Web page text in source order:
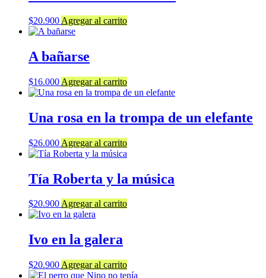
$20.900 Agregar al carrito
A bañarse
$16.000 Agregar al carrito
Una rosa en la trompa de un elefante
$26.000 Agregar al carrito
Tía Roberta y la música
$20.900Agregar al carrito
Ivo en la galera
$20.900 Agregar al carrito